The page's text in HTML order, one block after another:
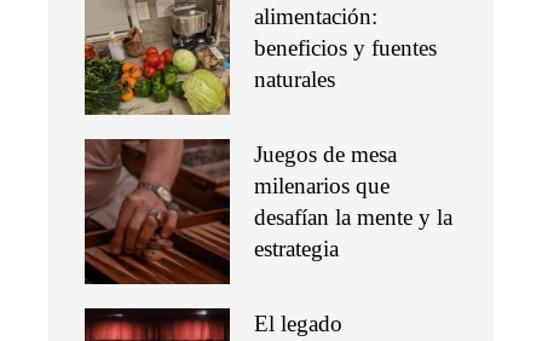
alimentación:
beneficios y fuentes
naturales
Juegos de mesa
milenarios que
desafían la mente y la
estrategia
El legado